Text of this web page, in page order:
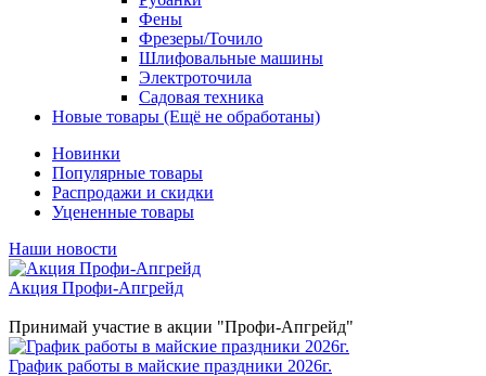
Фены
Фрезеры/Точило
Шлифовальные машины
Электроточила
Садовая техника
Новые товары (Ещё не обработаны)
Новинки
Популярные товары
Распродажи и скидки
Уцененные товары
Наши новости
Акция Профи-Апгрейд
Принимай участие в акции "Профи-Апгрейд"
График работы в майские праздники 2026г.